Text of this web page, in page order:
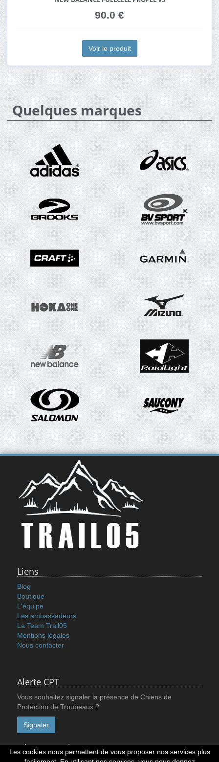
90.0 €
Voir le produit
Quelques marques
Liens
Blog
Boutique
L'équipe
Les ambassadeurs
La Team Trail05
Mentions légales
Nous contacter
Alerte CPT
Vous souhaitez signaler la présence de Chiens de
Protection de Troupeaux ?
Signaler
Réseaux sociaux
Les cookies nous permettent de vous proposer nos services plus